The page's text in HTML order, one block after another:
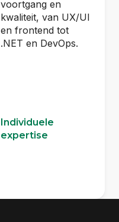
voortgang en
kwaliteit, van UX/UI
en frontend tot
.NET en DevOps.
Individuele
expertise